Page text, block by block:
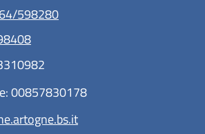
598280
00857830178